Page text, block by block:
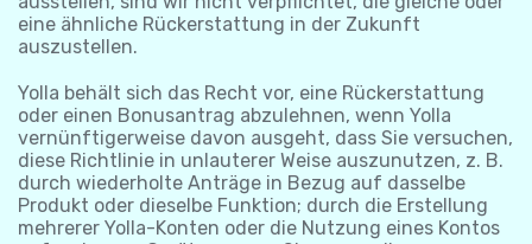
eine ähnliche Rückerstattung in der Zukunft
auszustellen.
Yolla behält sich das Recht vor, eine Rückerstattung
oder einen Bonusantrag abzulehnen, wenn Yolla
vernünftigerweise davon ausgeht, dass Sie versuchen,
diese Richtlinie in unlauterer Weise auszunutzen, z. B.
durch wiederholte Anträge in Bezug auf dasselbe
Produkt oder dieselbe Funktion; durch die Erstellung
mehrerer Yolla-Konten oder die Nutzung eines Kontos